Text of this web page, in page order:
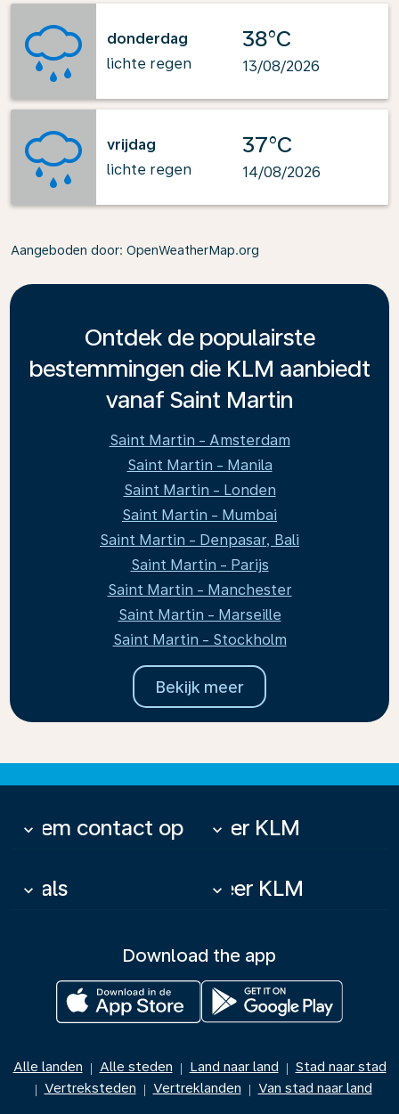
donderdag
lichte regen
38°C
13/08/2026
vrijdag
lichte regen
37°C
14/08/2026
Aangeboden door: OpenWeatherMap.org
Ontdek de populairste
bestemmingen die KLM aanbiedt
vanaf Saint Martin
Saint Martin - Amsterdam
Saint Martin - Manila
Saint Martin - Londen
Saint Martin - Mumbai
Saint Martin - Denpasar, Bali
Saint Martin - Parijs
Saint Martin - Manchester
Saint Martin - Marseille
Saint Martin - Stockholm
Bekijk meer
Neem contact op
keyboard_arrow_down Over KLM
keyboard_arrow_down
Deals
keyboard_arrow_down Meer KLM
keyboard_arrow_down
Download the app
Alle landen | Alle steden | Land naar land | Stad naar stad
| Vertreksteden | Vertreklanden | Van stad naar land